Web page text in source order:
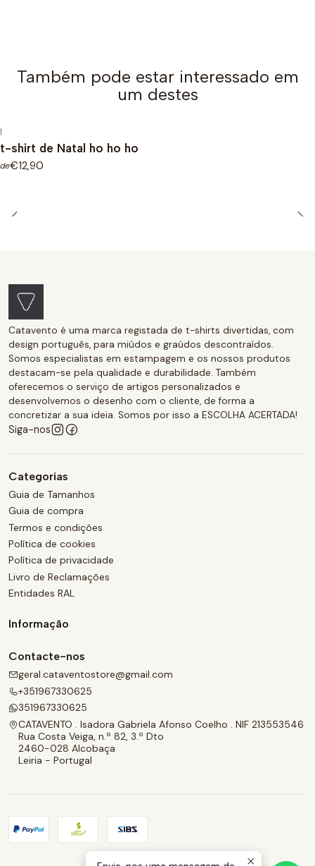
Também pode estar interessado em
um destes
|
t-shirt de Natal ho ho ho
de€12,90
Catavento é uma marca registada de t-shirts divertidas, com
design português, para miúdos e graúdos descontraídos.
Somos especialistas em estampagem e os nossos produtos
destacam-se pela qualidade e durabilidade. Também
oferecemos o serviço de artigos personalizados e
desenvolvemos o desenho com o cliente, de forma a
concretizar a sua ideia. Somos por isso a ESCOLHA ACERTADA!
Siga-nos
Categorias
Guia de Tamanhos
Guia de compra
Termos e condições
Política de cookies
Política de privacidade
Livro de Reclamações
Entidades RAL
Informação
Contacte-nos
geral.cataventostore@gmail.com
+351967330625
351967330625
CATAVENTO . Isadora Gabriela Afonso Coelho . NIF 213553546
Rua Costa Veiga, n.º 82, 3.º Dto
2460-028 Alcobaça
Leiria - Portugal